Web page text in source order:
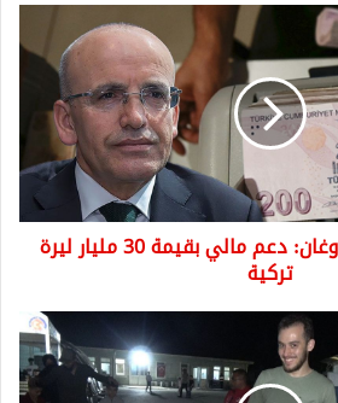
بشرى جديدة من أردوغان: دعم مالي بقيمة 30 مليار ليرة
تركية